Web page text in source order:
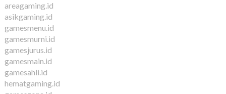
areagaming.id
asikgaming.id
gamesmenu.id
gamesmurni.id
gamesjurus.id
gamesmain.id
gamesahli.id
hematgaming.id